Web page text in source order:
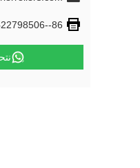
86--059522798506